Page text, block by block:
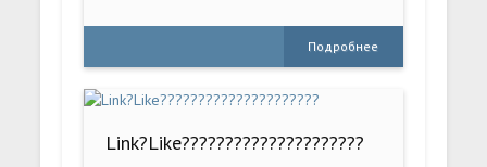
Подробнее
Link?Like?????????????????????